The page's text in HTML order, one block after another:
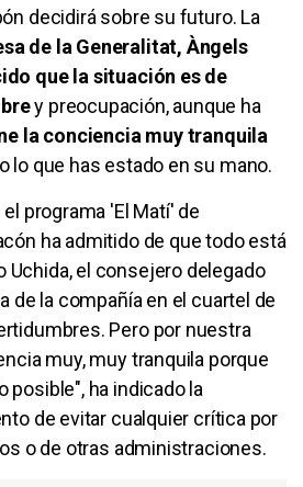
decidirá sobre su futuro. La
de la Generalitat, Àngels
que la situación es de
y preocupación, aunque ha
la conciencia muy tranquila
lo que has estado en su mano.
programa 'El Matí' de
ha admitido de que todo está
Uchida, el consejero delegado
de la compañía en el cuartel de
Pero por nuestra
muy, muy tranquila porque
posible", ha indicado la
de evitar cualquier crítica por
o de otras administraciones.